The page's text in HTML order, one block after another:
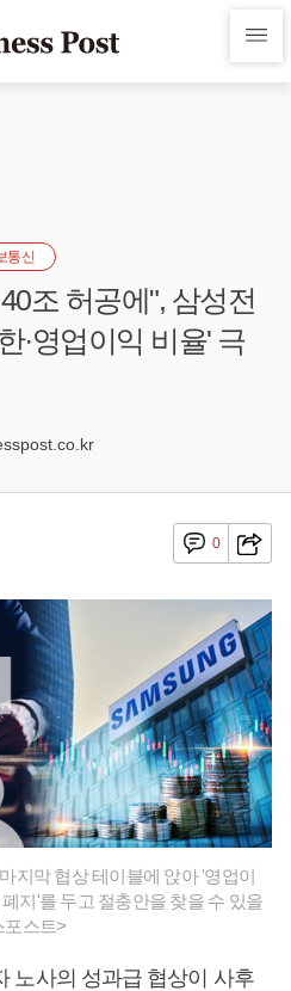
통신
조 허공에", 삼성전
·영업이익 비율' 극
0
지막 협상 테이블에 앉아 '영업이
지'를 두고 절충안을 찾을 수 있을
포스트>
노사의 성과급 협상이 사후